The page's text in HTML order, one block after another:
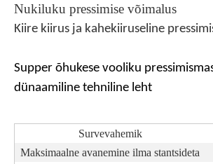
Nukiluku pressimise võimalus
Kiire kiirus ja kahekiiruseline
Supper õhukese vooliku
dünaamiline tehniline leht
Survevahemik
Maksimaalne avanemine ilma stantsideta